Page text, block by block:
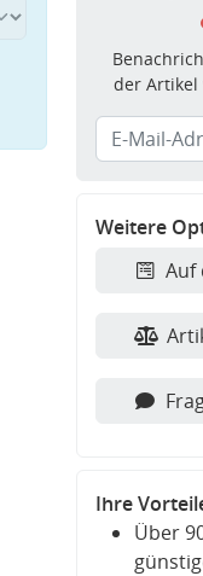
der
Weitere
Auf
Ihre
Über